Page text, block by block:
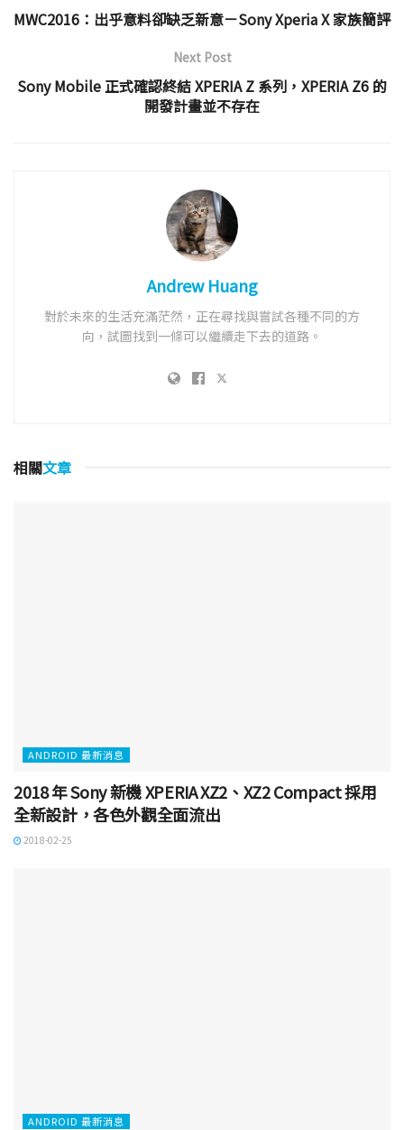
MWC2016：出乎意料卻缺乏新意－Sony Xperia X 家族簡評
Next Post
Sony Mobile 正式確認終結 XPERIA Z 系列，XPERIA Z6 的
開發計畫並不存在
Andrew Huang
對於未來的生活充滿茫然，正在尋找與嘗試各種不同的方
向，試圖找到一條可以繼續走下去的道路。
相關文章
ANDROID 最新消息
2018 年 Sony 新機 XPERIA XZ2、XZ2 Compact 採用
全新設計，各色外觀全面流出
2018-02-25
ANDROID 最新消息